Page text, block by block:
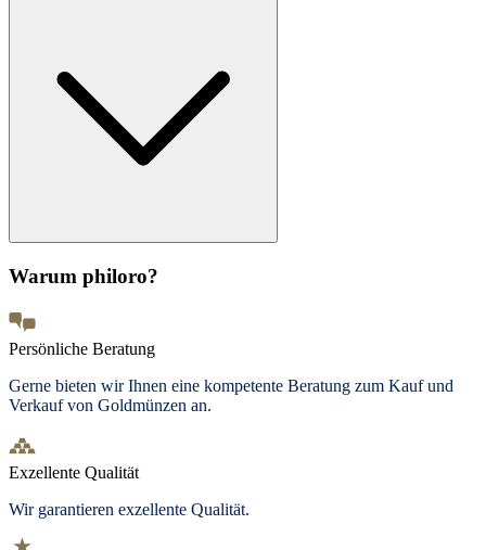
Warum philoro?
Persönliche Beratung
Gerne bieten wir Ihnen eine kompetente Beratung zum Kauf und
Verkauf von Goldmünzen an.
Exzellente Qualität
Wir garantieren exzellente Qualität.